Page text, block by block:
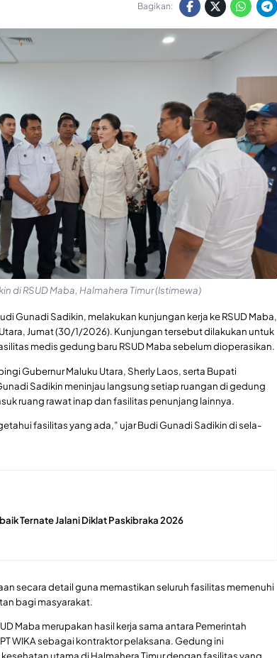
Bagikan:
di RSUD Maba, Halmahera Timur (Istimewa)
Gunadi Sadikin, melakukan kunjungan kerja ke RSUD Maba,
Jumat (30/1/2026). Kunjungan tersebut dilakukan untuk
medis gedung baru RSUD Maba sebelum dioperasikan.
Gubernur Maluku Utara, Sherly Laos, serta Bupati
Sadikin meninjau langsung setiap ruangan di gedung
ruang rawat inap dan fasilitas penunjang lainnya.
fasilitas yang ada,” ujar Budi Gunadi Sadikin di sela-
Ternate Jalani Diklat Paskibraka 2026
secara detail guna memastikan seluruh fasilitas memenuhi
bagi masyarakat.
Maba merupakan hasil kerja sama antara Pemerintah
WIKA sebagai kontraktor pelaksana. Gedung ini
utama di Halmahera Timur dengan fasilitas yang